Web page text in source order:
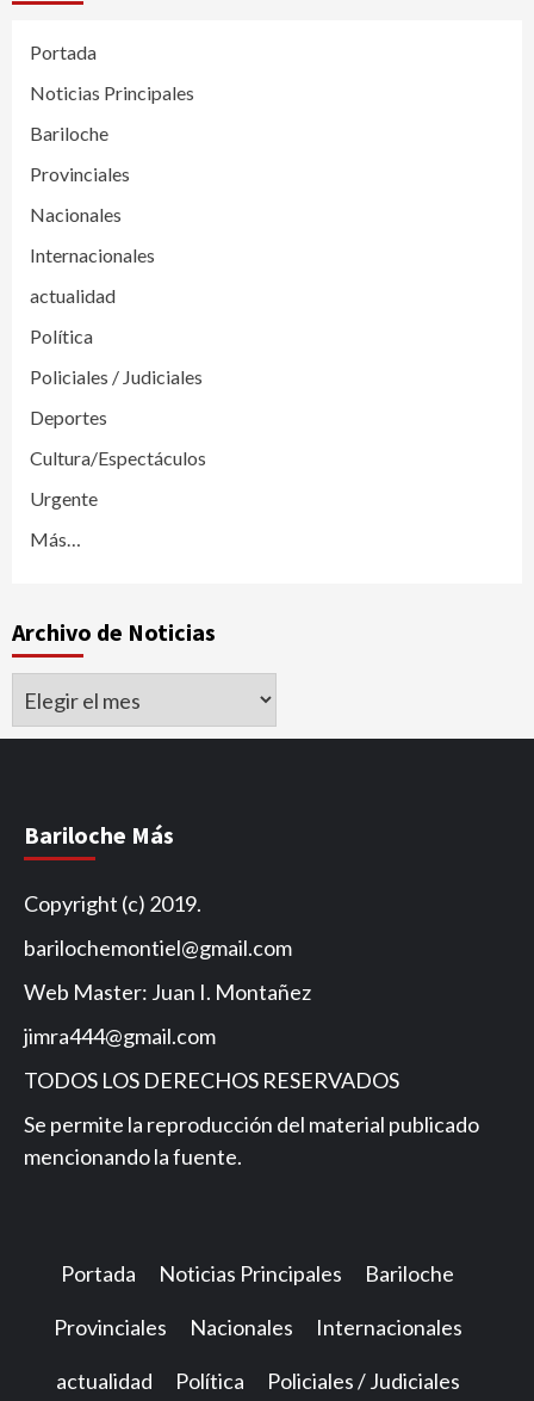
Portada
Noticias Principales
Bariloche
Provinciales
Nacionales
Internacionales
actualidad
Política
Policiales / Judiciales
Deportes
Cultura/Espectáculos
Urgente
Más…
Archivo de Noticias
Archivo
de
Bariloche Más
Copyright (c) 2019.
barilochemontiel@gmail.com
Web Master: Juan I. Montañez
jimra444@gmail.com
TODOS LOS DERECHOS RESERVADOS
Se permite la reproducción del material publicado
mencionando la fuente.
Portada Noticias Principales Bariloche
Provinciales Nacionales Internacionales
actualidad Política Policiales / Judiciales